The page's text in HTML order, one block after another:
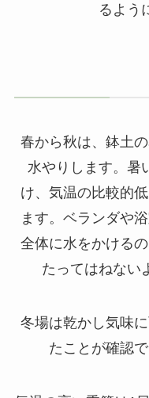
るよう
春から秋は、鉢土
水やりします。暑
け、気温の比較的
ます。ベランダや
全体に水をかける
たってはねない
冬場は乾かし気味
たことが確認